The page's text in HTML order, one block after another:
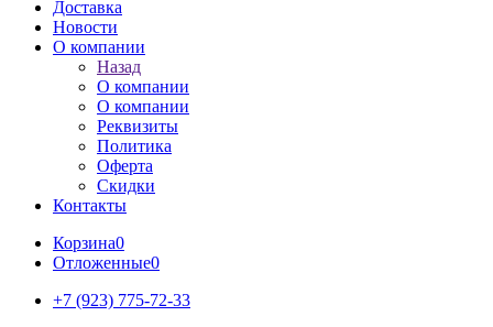
Доставка
Новости
О компании
Назад
О компании
О компании
Реквизиты
Политика
Оферта
Скидки
Контакты
Корзина0
Отложенные0
+7 (923) 775-72-33